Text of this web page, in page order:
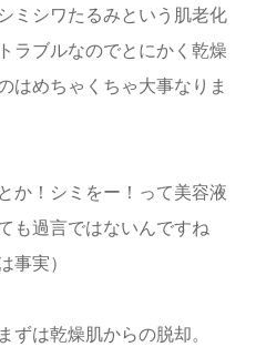
ミシワたるみという肌老化
ラブルなのでとにかく乾燥
はめちゃくちゃ大事なりま
か！シミをー！って美容液
も過言ではないんですね
事実）
は乾燥肌からの脱却。